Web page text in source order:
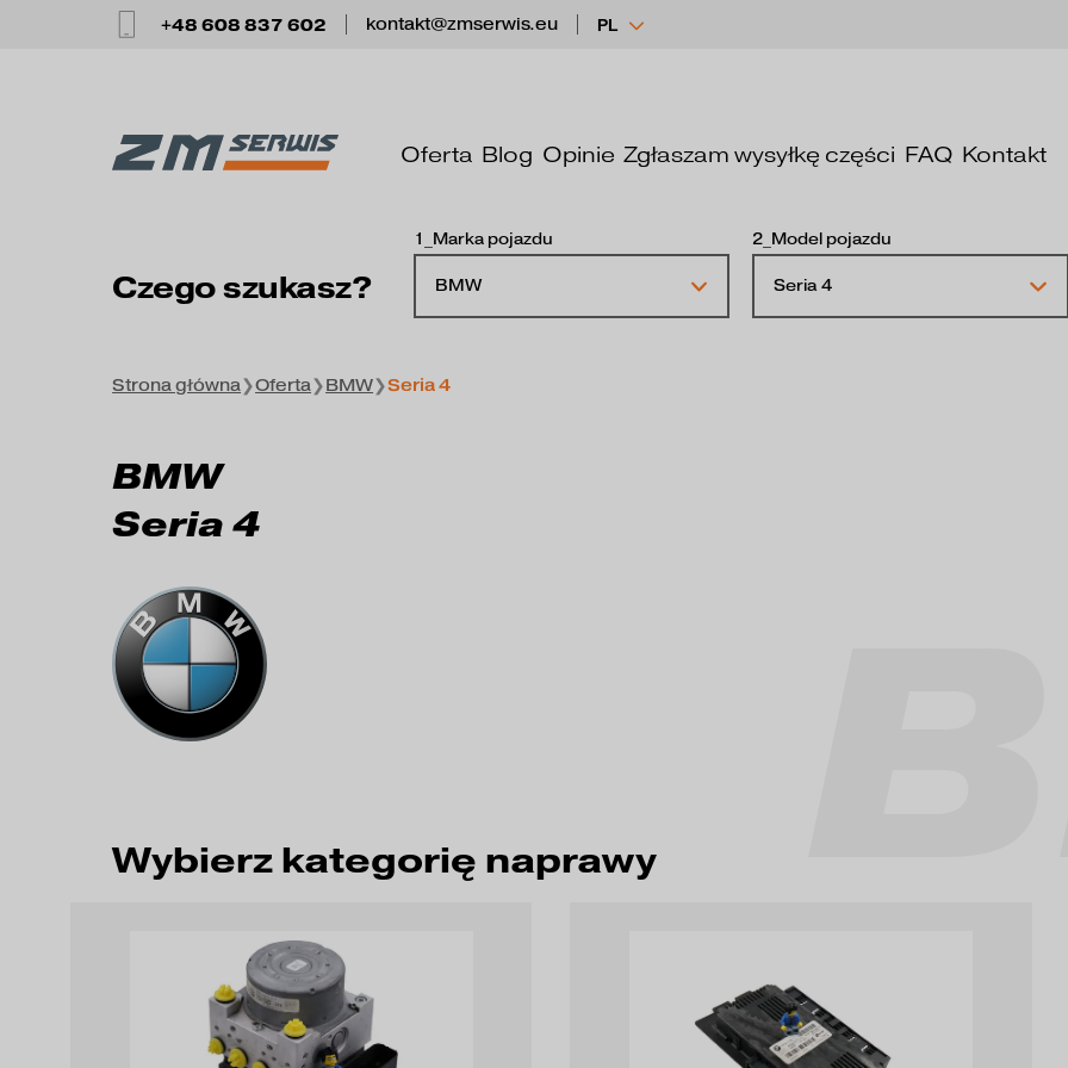
+48 608 837 602 kontakt@zmserwis.eu PL
Oferta Blog Opinie Zgłaszam wysyłkę części FAQ Kontakt
Czego szukasz?
1_Marka pojazdu
BMW
2_Model pojazdu
Seria 4
Strona główna❯Oferta❯BMW❯Seria 4
BMW
Seria 4
Wybierz kategorię naprawy